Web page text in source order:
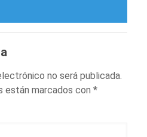
no será publicada.
están marcados con *